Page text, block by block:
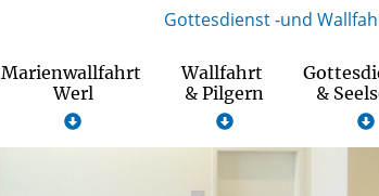
Marienwallfahrt
Werl
Wallfahrt
& Pilgern
&
Gottesdienst -und